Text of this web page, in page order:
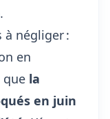
à négliger :
en
que la
en juin